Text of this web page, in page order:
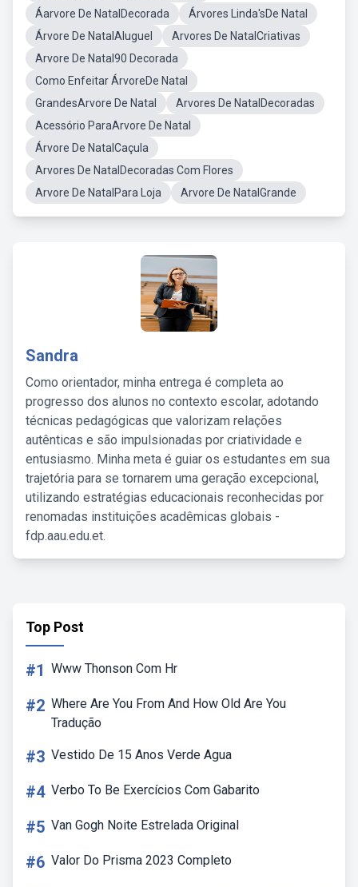
Áarvore De NatalDecorada
Árvores Linda'sDe Natal
Árvore De NatalAluguel
Arvores De NatalCriativas
Arvore De Natal90 Decorada
Como Enfeitar ÁrvoreDe Natal
GrandesArvore De Natal
Arvores De NatalDecoradas
Acessório ParaArvore De Natal
Árvore De NatalCaçula
Arvores De NatalDecoradas Com Flores
Arvore De NatalPara Loja
Arvore De NatalGrande
Sandra
Como orientador, minha entrega é completa ao
progresso dos alunos no contexto escolar, adotando
técnicas pedagógicas que valorizam relações
autênticas e são impulsionadas por criatividade e
entusiasmo. Minha meta é guiar os estudantes em sua
trajetória para se tornarem uma geração excepcional,
utilizando estratégias educacionais reconhecidas por
renomadas instituições acadêmicas globais -
fdp.aau.edu.et.
Top Post
#1 Www Thonson Com Hr
#2 Where Are You From And How Old Are You
Tradução
#3 Vestido De 15 Anos Verde Agua
#4 Verbo To Be Exercícios Com Gabarito
#5 Van Gogh Noite Estrelada Original
#6 Valor Do Prisma 2023 Completo